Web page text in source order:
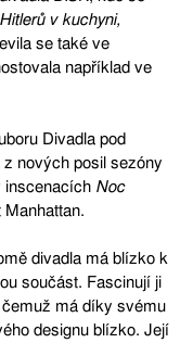
v kuchyni,
se také ve
například ve
Divadla pod
nových posil sezóny
inscenacích Noc
divadla má blízko k
součást. Fascinují ji
má díky svému
designu blízko. Její